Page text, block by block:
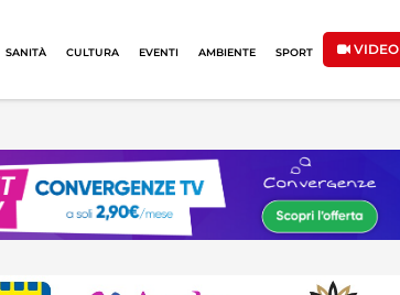
SANITÀ CULTURA EVENTI AMBIENTE SPORT VIDEO